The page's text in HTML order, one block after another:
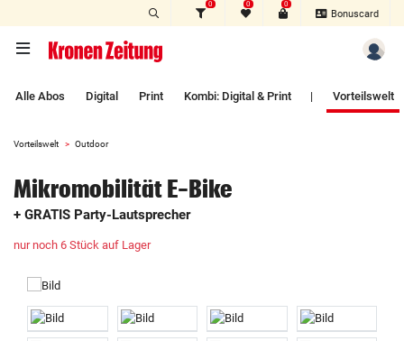
0 0 0
Bonuscard
Alle Abos Digital Print Kombi: Digital & Print | Vorteilswelt
Vorteilswelt Outdoor
Mikromobilität E-Bike
+ GRATIS Party-Lautsprecher
nur noch 6 Stück auf Lager